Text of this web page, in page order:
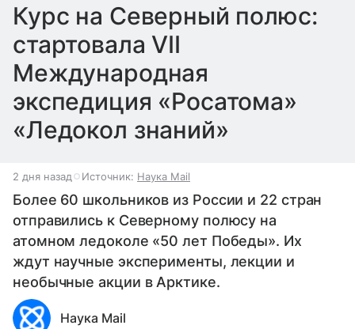
Курс на Северный полюс:
стартовала VII
Международная
экспедиция «Росатома»
«Ледокол знаний»
2 дня назад Источник: Наука Mail
Более 60 школьников из России и 22 стран
отправились к Северному полюсу на
атомном ледоколе «50 лет Победы». Их
ждут научные эксперименты, лекции и
необычные акции в Арктике.
Наука Mail